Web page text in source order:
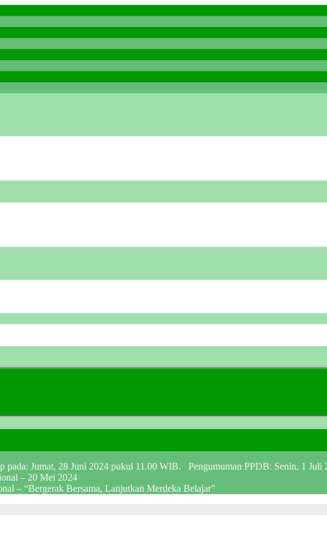
pada: Jumat, 28 Juni 2024 pukul 11.00 WIB. Pengumuman PPDB: Senin, 1 Juli
– 20 Mei 2024
– “Bergerak Bersama, Lanjutkan Merdeka Belajar”